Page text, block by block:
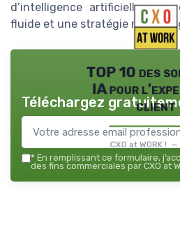
d’intelligence artificielle,
fluide et une stratégie
TOP 10 des
IA pour
client
CXO at WORK ! —
Téléchargez
* En remplissant ce formulaire,
des fins commerciales par CXO at